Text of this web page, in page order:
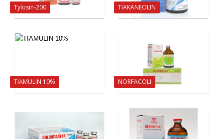
Tylosin-200 TIAKANEOLIN
TIAMULIN 10% NORFACOLI